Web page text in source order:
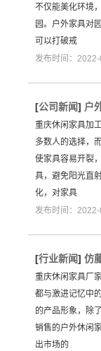
不仅能美化环境
园。户外家具对
可以打破戒
发布时间：
[公司新闻] 户
重庆休闲家具加
多数人的选择，
使家具容易开裂
具，避免阳光直
化，对家具
发布时间：
[行业新闻] 仿
重庆休闲家具厂
都与激进记忆中
的产品形象，除
销售的户外休闲
出市场的